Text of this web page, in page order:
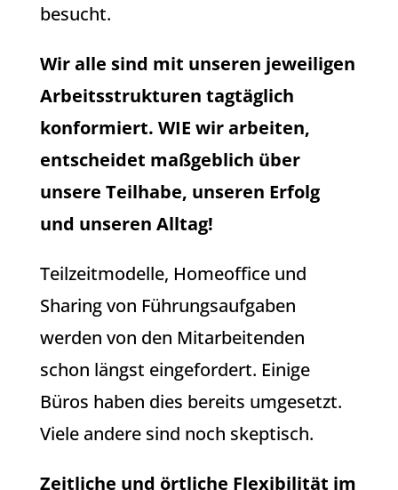
besucht.
Wir alle sind mit unseren jeweiligen
Arbeitsstrukturen tagtäglich
konformiert. WIE wir arbeiten,
entscheidet maßgeblich über
unsere Teilhabe, unseren Erfolg
und unseren Alltag!
Teilzeitmodelle, Homeoffice und
Sharing von Führungsaufgaben
werden von den Mitarbeitenden
schon längst eingefordert. Einige
Büros haben dies bereits umgesetzt.
Viele andere sind noch skeptisch.
Zeitliche und örtliche Flexibilität im